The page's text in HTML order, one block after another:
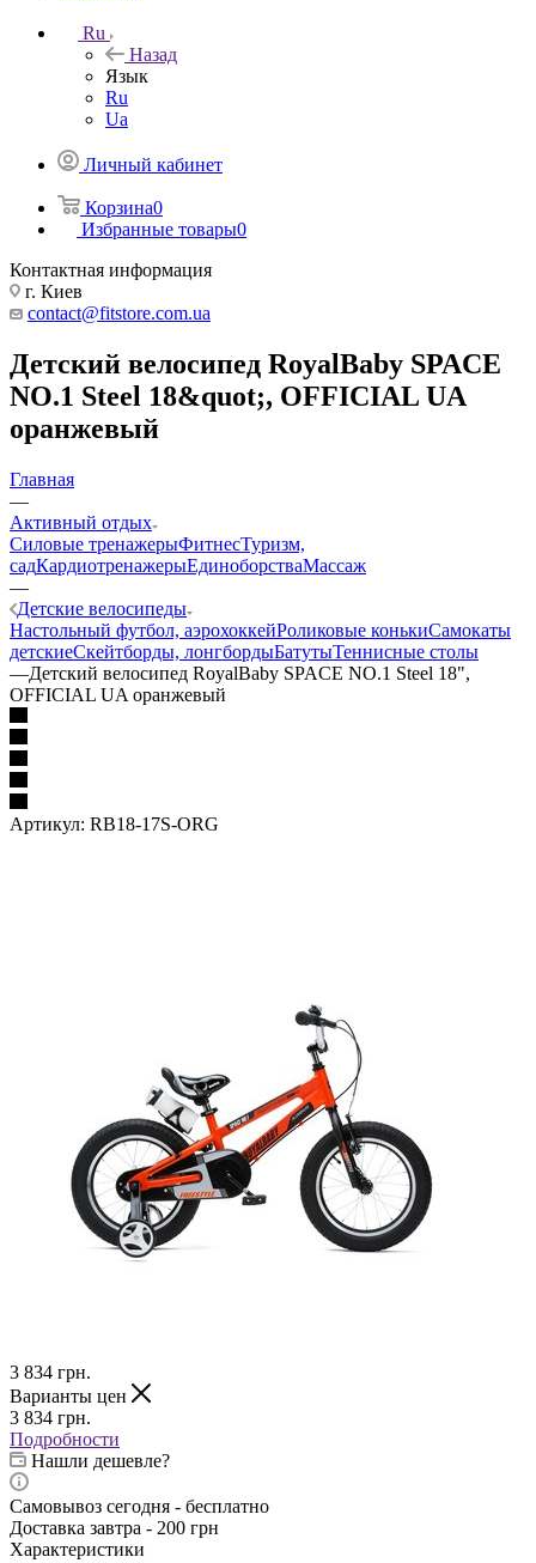
Ru
Назад
Язык
Ru
Ua
Личный кабинет
Корзина0
Избранные товары0
Контактная информация
г. Киев
contact@fitstore.com.ua
Детский велосипед RoyalBaby SPACE
NO.1 Steel 18&quot;, OFFICIAL UA
оранжевый
Главная
—
Активный отдых
Силовые тренажерыФитнесТуризм,
садКардиотренажерыЕдиноборстваМассаж
—
Детские велосипеды
Настольный футбол, аэрохоккейРоликовые конькиСамокаты
детскиеСкейтборды, лонгбордыБатутыТеннисные столы
—Детский велосипед RoyalBaby SPACE NO.1 Steel 18",
OFFICIAL UA оранжевый
Артикул: RB18-17S-ORG
3 834 грн.
Варианты цен
3 834 грн.
Подробности
Нашли дешевле?
Самовывоз сегодня - бесплатно
Доставка завтра - 200 грн
Характеристики